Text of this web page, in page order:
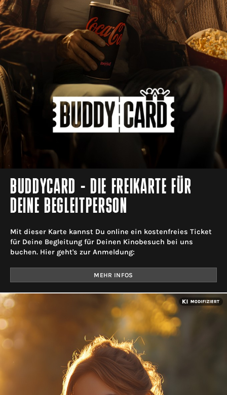
BUDDYCARD - DIE FREIKARTE FÜR
DEINE BEGLEITPERSON
Mit dieser Karte kannst Du online ein kostenfreies Ticket
für Deine Begleitung für Deinen Kinobesuch bei uns
buchen. Hier geht's zur Anmeldung:
MEHR INFOS